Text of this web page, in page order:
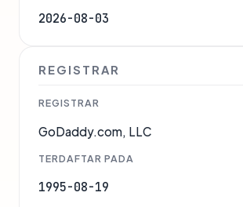
2026-08-03
REGISTRAR
REGISTRAR
GoDaddy.com, LLC
TERDAFTAR PADA
1995-08-19